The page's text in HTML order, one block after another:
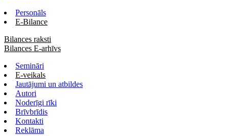
Personāls
E-Bilance
Bilances raksti
Bilances E-arhīvs
Semināri
E-veikals
Jautājumi un atbildes
Autori
Noderīgi rīki
Brīvbrīdis
Kontakti
Reklāma